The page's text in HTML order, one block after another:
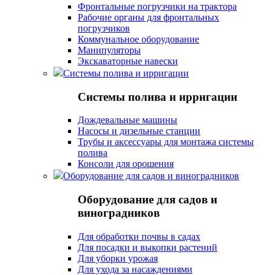
Фронтальные погрузчики на трактора
Рабочие органы для фронтальных
погрузчиков
Коммунальное оборудование
Манипуляторы
Экскаваторные навески
Системы полива и ирригации
Системы полива и ирригации
Дождевальные машины
Насосы и дизельные станции
Трубы и аксессуары для монтажа системы
полива
Консоли для орошения
Оборудование для садов и виноградников
Оборудование для садов и
виноградников
Для обработки почвы в садах
Для посадки и выкопки растений
Для уборки урожая
Для ухода за насаждениями